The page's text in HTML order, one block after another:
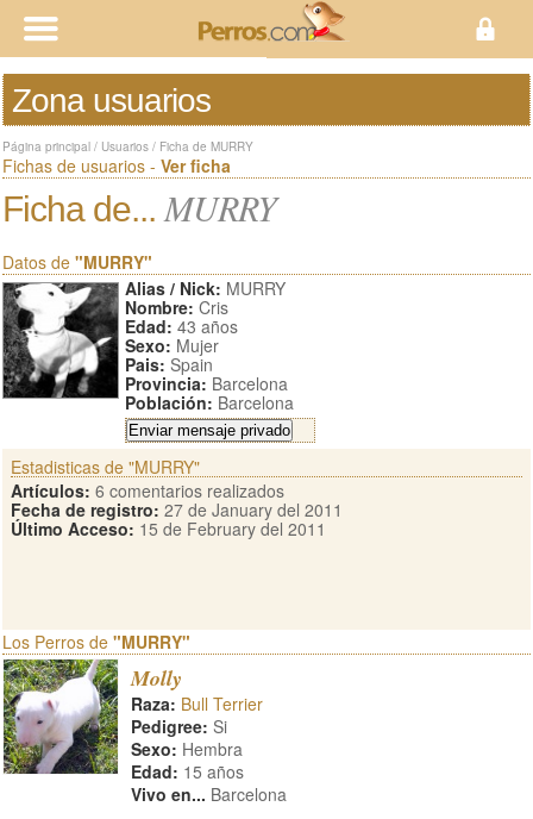
Zona usuarios
Página principal / Usuarios / Ficha de MURRY
Fichas de usuarios - Ver ficha
Ficha de... MURRY
Datos de "MURRY"
Alias / Nick: MURRY
Nombre: Cris
Edad: 43 años
Sexo: Mujer
Pais: Spain
Provincia: Barcelona
Población: Barcelona
Estadisticas de "MURRY"
Artículos: 6 comentarios realizados
Fecha de registro: 27 de January del 2011
Último Acceso: 15 de February del 2011
Los Perros de "MURRY"
Molly
Raza: Bull Terrier
Pedigree: Si
Sexo: Hembra
Edad: 15 años
Vivo en... Barcelona